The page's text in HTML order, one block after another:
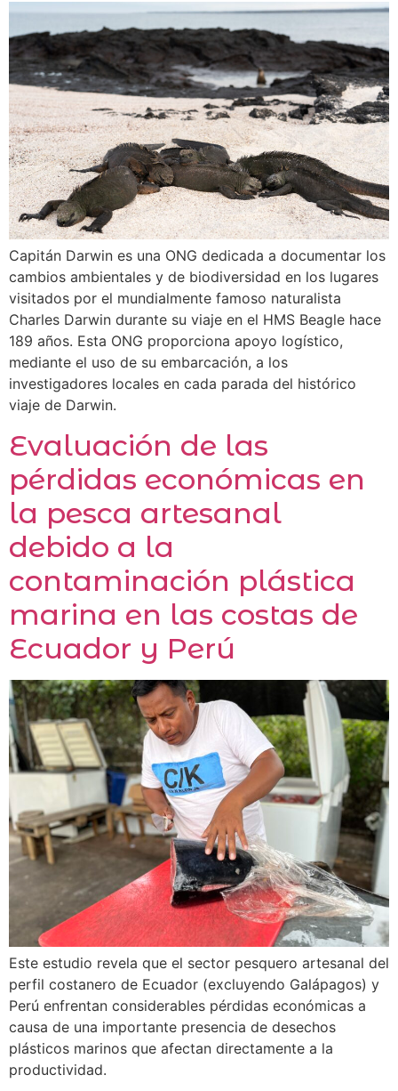
Capitán Darwin es una ONG dedicada a documentar los
cambios ambientales y de biodiversidad en los lugares
visitados por el mundialmente famoso naturalista
Charles Darwin durante su viaje en el HMS Beagle hace
189 años. Esta ONG proporciona apoyo logístico,
mediante el uso de su embarcación, a los
investigadores locales en cada parada del histórico
viaje de Darwin.
Evaluación de las
pérdidas económicas en
la pesca artesanal
debido a la
contaminación plástica
marina en las costas de
Ecuador y Perú
Este estudio revela que el sector pesquero artesanal del
perfil costanero de Ecuador (excluyendo Galápagos) y
Perú enfrentan considerables pérdidas económicas a
causa de una importante presencia de desechos
plásticos marinos que afectan directamente a la
productividad.